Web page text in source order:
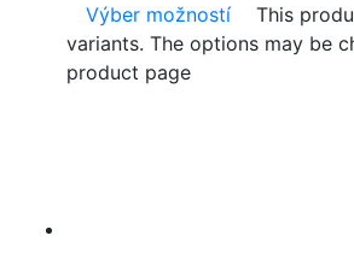
Výber možností
This
variants. The options may be
product page